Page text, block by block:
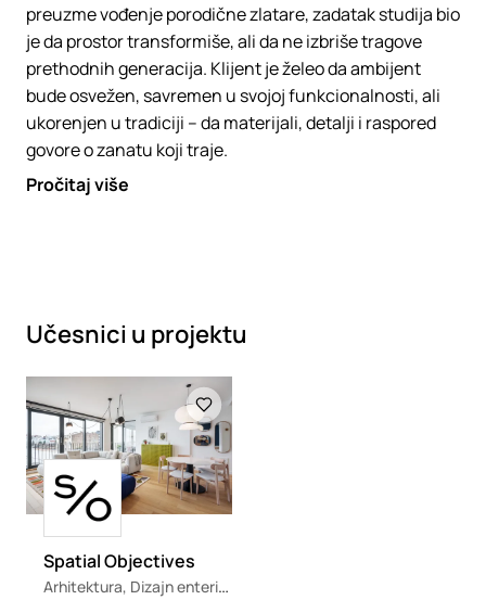
preuzme vođenje porodične zlatare, zadatak studija bio
je da prostor transformiše, ali da ne izbriše tragove
prethodnih generacija. Klijent je želeo da ambijent
bude osvežen, savremen u svojoj funkcionalnosti, ali
ukorenjen u tradiciji – da materijali, detalji i raspored
govore o zanatu koji traje.
Pročitaj više
Učesnici u projektu
Loading
Loading
Spatial Objectives
Arhitektura, Dizajn enterijera